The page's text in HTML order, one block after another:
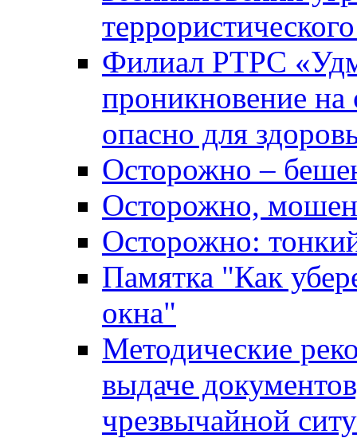
Филиал РТРС
проникновение на
опасно для
Осторожно –
Осторожно,
Осторожно:
Памятка "Как
окна"
Методические
выдаче
чрезвычайной